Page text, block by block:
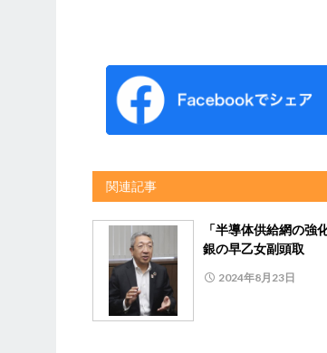
関連記事
「半導体供給網の強
銀の早乙女副頭取
2024年8月23日